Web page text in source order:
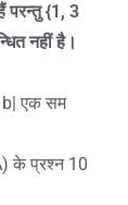
परन्तु{1, 3
नहीं है।
b| एक सम
के प्रश्न 10